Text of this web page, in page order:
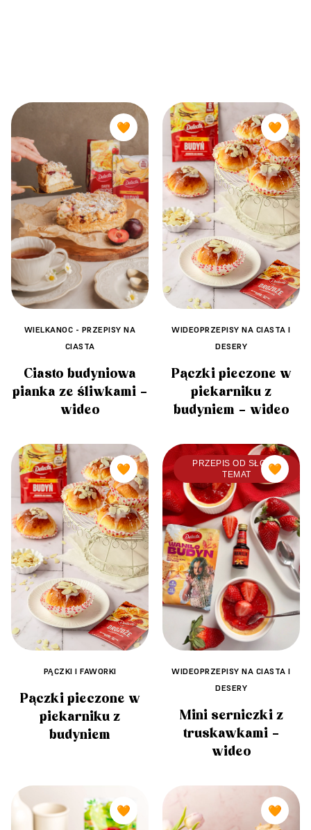
🧡
WIELKANOC - PRZEPISY NA
CIASTA
Ciasto budyniowa
pianka ze śliwkami –
wideo
🧡
WIDEOPRZEPISY NA CIASTA I
DESERY
Pączki pieczone w
piekarniku z
budyniem – wideo
🧡
PĄCZKI I FAWORKI
Pączki pieczone w
piekarniku z
budyniem
PRZEPIS OD SŁODKI
TEMAT
🧡
WIDEOPRZEPISY NA CIASTA I
DESERY
Mini serniczki z
truskawkami –
wideo
🧡 🧡